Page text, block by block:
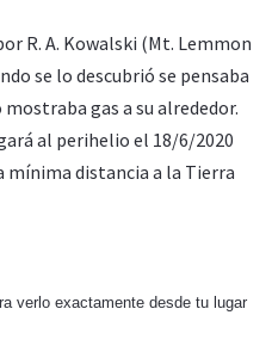
R. A. Kowalski (Mt. Lemmon
se lo descubrió se pensaba
gas a su alrededor.
al perihelio el 18/6/2020
mínima distancia a la Tierra
verlo exactamente desde tu lugar